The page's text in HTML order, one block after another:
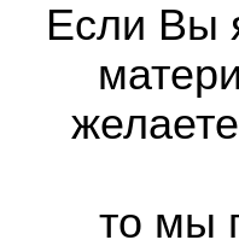
Если Вы
то мы